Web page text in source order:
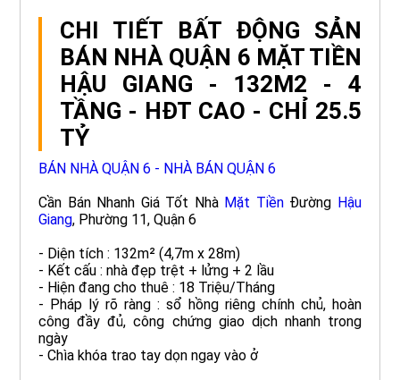
CHI TIẾT BẤT ĐỘNG SẢN
BÁN NHÀ QUẬN 6 MẶT TIỀN
HẬU GIANG - 132M2 - 4
TẦNG - HĐT CAO - CHỈ 25.5
TỶ
BÁN NHÀ QUẬN 6 - NHÀ BÁN QUẬN 6
Cần Bán Nhanh Giá Tốt Nhà Mặt TiềnĐường Hậu
Giang, Phường 11, Quận 6
- Diện tích : 132m² (4,7m x 28m)
- Kết cấu : nhà đẹp trệt + lửng + 2 lầu
- Hiện đang cho thuê : 18 Triệu/Tháng
- Pháp lý rõ ràng : sổ hồng riêng chính chủ, hoàn
công đầy đủ, công chứng giao dịch nhanh trong
ngày
- Chìa khóa trao tay dọn ngay vào ở